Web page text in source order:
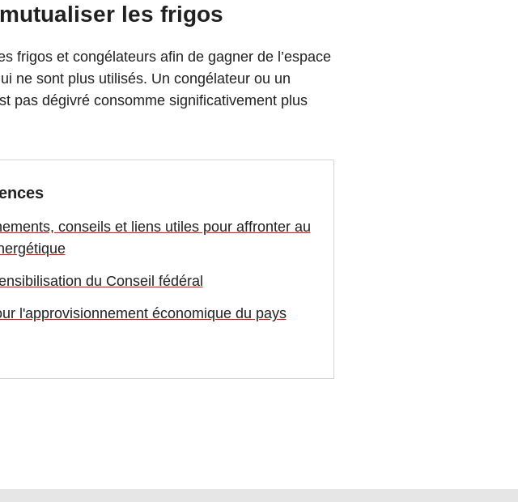
les frigos
frigos et congélateurs afin de gagner de l’espace
ne sont plus utilisés. Un congélateur ou un
pas dégivré consomme significativement plus
conseils et liens utiles pour affronter au
du Conseil fédéral
l'approvisionnement économique du pays